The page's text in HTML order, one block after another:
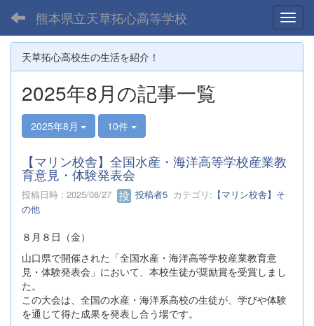
熊本県立天草拓心高等学校
天草拓心高校生の生活を紹介！
2025年8月の記事一覧
2025年8月 10件
【マリン校舎】全国水産・海洋高等学校産業教
育意見・体験発表会
投稿日時 : 2025/08/27 投稿者5 カテゴリ: 【マリン校舎】そ
の他
８月８日（金）
山口県で開催された「全国水産・海洋高等学校産業教育意
見・体験発表会」において、本校生徒が奨励賞を受賞しまし
た。
この大会は、全国の水産・海洋系高校の生徒が、学びや体験
を通じて得た成果を発表し合う場です。